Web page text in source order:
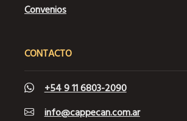
Convenios
CONTACTO
+54 9 11 6803-2090
info@cappecan.com.ar